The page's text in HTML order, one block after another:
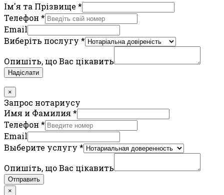
Ім'я та Прізвище *
Телефон *
Email
Виберіть послугу *
Опишіть, що Вас цікавить
Надіслати
×
Запрос нотариусу
Имя и Фамилия *
Телефон *
Email
Выберите услугу *
Опишіть, що Вас цікавить
Отправить
×